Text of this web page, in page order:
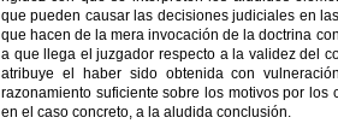
que pueden causar las decisiones judiciales en
que hacen de la mera invocación de la doctrina
a que llega el juzgador respecto a la validez del
atribuye el haber sido obtenida con
razonamiento suficiente sobre los motivos por
en el caso concreto, a la aludida conclusión.